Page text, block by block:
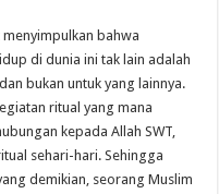
bahwa
di dunia ini tak lain adalah
bukan untuk yang lainnya.
ritual yang mana
kepada Allah SWT,
sehari-hari. Sehingga
demikian, seorang Muslim